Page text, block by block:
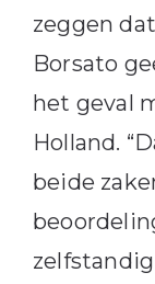
zeggen
Borsato
het geval
Holland.
beide